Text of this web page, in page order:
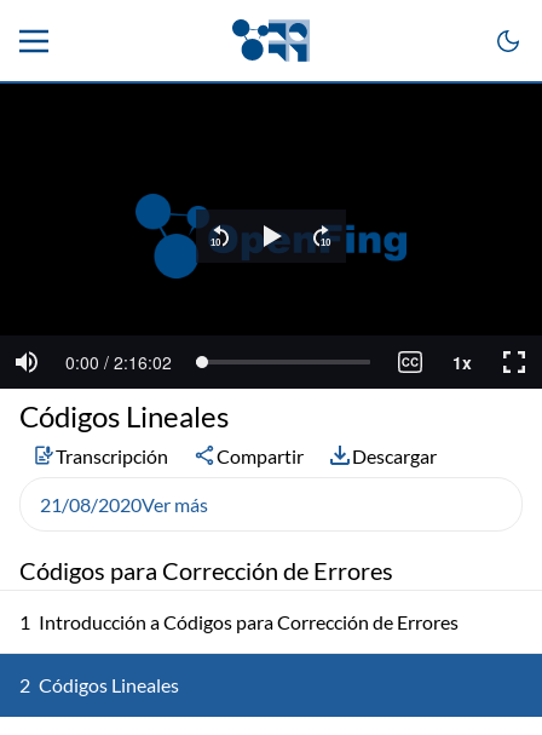
Códigos para Corrección de Errores
1 Introducción a Códigos para Corrección de Errores
2 Códigos Lineales
Códigos Lineales
Transcripción Compartir Descargar
21/08/2020Ver más